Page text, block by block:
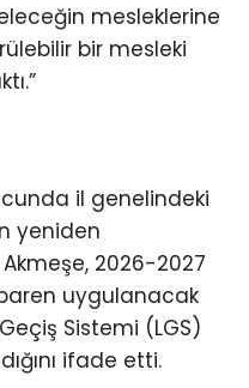
mesleklerine
bir mesleki
il genelindeki
yeniden
2026-2027
uygulanacak
Sistemi (LGS)
ifade etti.